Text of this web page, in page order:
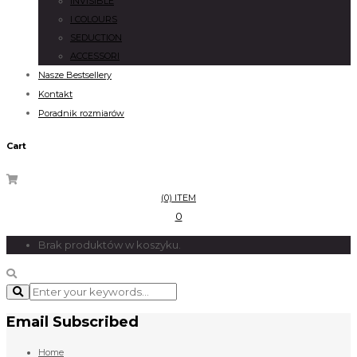
I COLOURS
SEDUCTION
ACCESSORI
Nasze Bestsellery
Kontakt
Poradnik rozmiarów
Cart
(0) ITEM
0
Brak produktów w koszyku.
Email Subscribed
Home